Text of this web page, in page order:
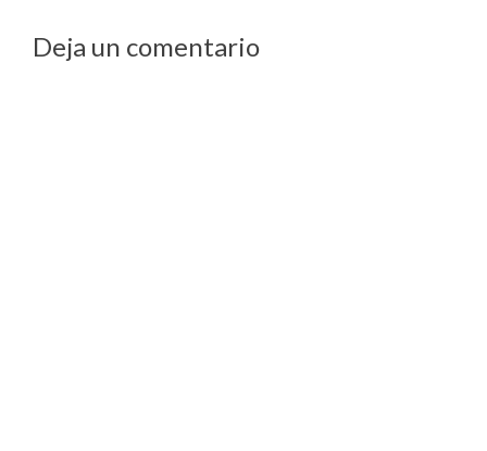
Deja un comentario